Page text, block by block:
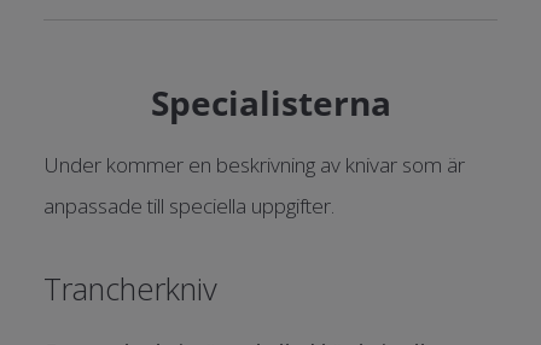
Specialisterna
Under kommer en beskrivning av knivar som är
anpassade till speciella uppgifter.
Trancherkniv